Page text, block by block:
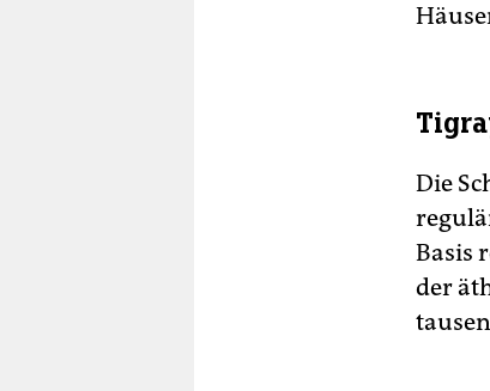
Die
Basis
der